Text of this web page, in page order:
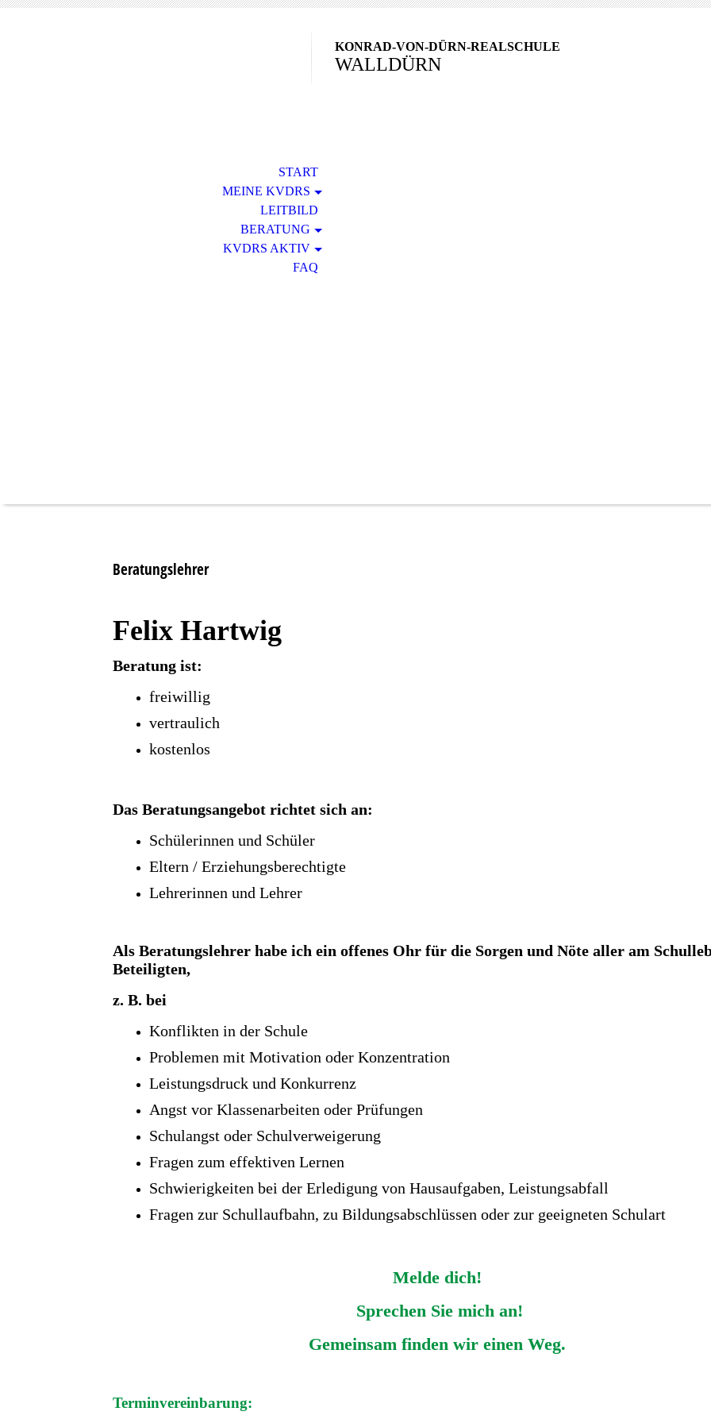
KONRAD-VON-DÜRN-REALSCHULE
WALLDÜRN
START
MEINE KVDRS
LEITBILD
BERATUNG
KVDRS AKTIV
FAQ
Beratungslehrer
Felix Hartwig
Beratung ist:
freiwillig
vertraulich
kostenlos
Das Beratungsangebot richtet sich an:
Schülerinnen und Schüler
Eltern / Erziehungsberechtigte
Lehrerinnen und Lehrer
Als Beratungslehrer habe ich ein offenes Ohr für die Sorgen und Nöte aller am
Beteiligten,
z. B. bei
Konflikten in der Schule
Problemen mit Motivation oder Konzentration
Leistungsdruck und Konkurrenz
Angst vor Klassenarbeiten oder Prüfungen
Schulangst oder Schulverweigerung
Fragen zum effektiven Lernen
Schwierigkeiten bei der Erledigung von Hausaufgaben, Leistungsabfall
Fragen zur Schullaufbahn, zu Bildungsabschlüssen oder zur geeigneten Schulart
Melde dich!
Sprechen Sie mich an!
Gemeinsam finden wir einen Weg.
Terminvereinbarung: